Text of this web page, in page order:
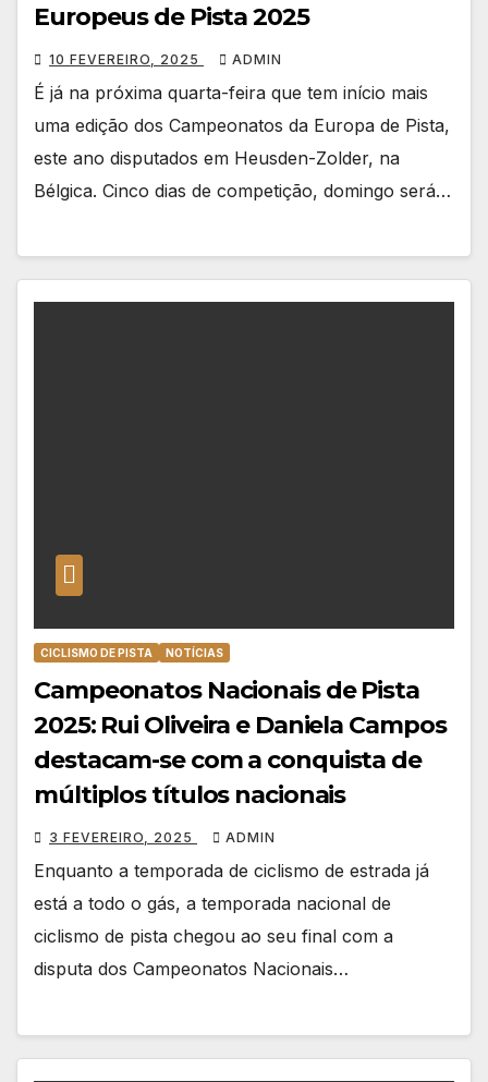
Europeus de Pista 2025
10 FEVEREIRO, 2025 ADMIN
É já na próxima quarta-feira que tem início mais
uma edição dos Campeonatos da Europa de Pista,
este ano disputados em Heusden-Zolder, na
Bélgica. Cinco dias de competição, domingo será…
CICLISMO DE PISTA NOTÍCIAS
Campeonatos Nacionais de Pista
2025: Rui Oliveira e Daniela Campos
destacam-se com a conquista de
múltiplos títulos nacionais
3 FEVEREIRO, 2025 ADMIN
Enquanto a temporada de ciclismo de estrada já
está a todo o gás, a temporada nacional de
ciclismo de pista chegou ao seu final com a
disputa dos Campeonatos Nacionais…